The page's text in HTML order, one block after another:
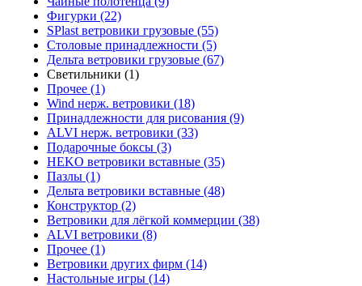
Фигурки (22)
SPlast ветровики грузовые (55)
Столовые принадлежности (5)
Дельта ветровики грузовые (67)
Светильники (1)
Прочее (1)
Wind нерж. ветровики (18)
Принадлежности для рисования (9)
ALVI нерж. ветровики (33)
Подарочные боксы (3)
HEKO ветровики вставные (35)
Пазлы (1)
Дельта ветровики вставные (48)
Конструктор (2)
Ветровики для лёгкой коммерции (38)
ALVI ветровики (8)
Прочее (1)
Ветровики других фирм (14)
Настольные игры (14)